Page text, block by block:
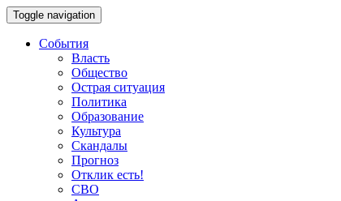
Toggle navigation
События
Власть
Общество
Острая ситуация
Политика
Образование
Культура
Скандалы
Прогноз
Отклик есть!
СВО